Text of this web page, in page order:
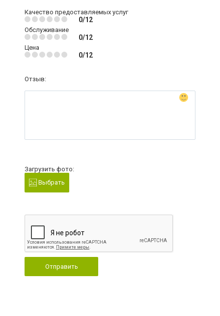
Качество предоставляемых услуг
0/12
Обслуживание
0/12
Цена
0/12
Отзыв:
Загрузить фото:
Выбрать
Отправить